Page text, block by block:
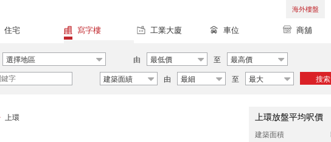
海外樓盤
住宅 寫字樓 工業大廈 車位 商舖
選擇地區 由 最低價 至 最高價
建築面績 由 最細 至 最大 搜索
上環 上環放盤平均呎價
建築面積